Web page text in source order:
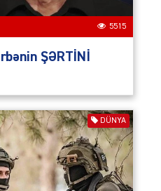
5515
ŞƏRTİNİ
DÜNYA